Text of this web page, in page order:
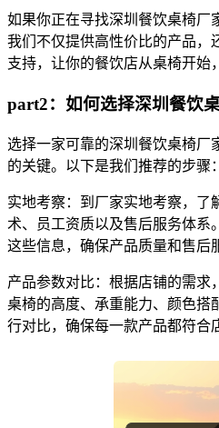
如果你正在寻找深圳餐饮桌椅厂
我们不仅提供高性价比的产品，
支持，让你的餐饮店从桌椅开始
part2：如何选择深圳餐饮
选择一家可靠的深圳餐饮桌椅厂
的关键。以下是我们推荐的步骤：
实地考察：到厂家实地考察，了
术、员工资质以及售后服务体系
这些信息，确保产品质量和售后
产品参数对比：根据店铺的需求
桌椅的高度、承重能力、颜色搭
行对比，确保每一款产品都符合